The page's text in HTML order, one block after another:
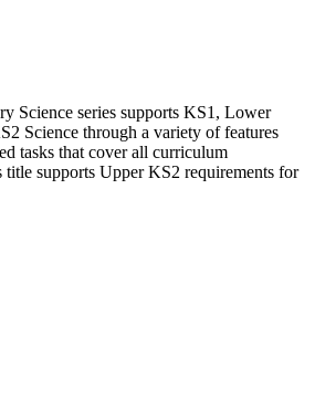
Science series supports KS1, Lower
Science through a variety of features
tasks that cover all curriculum
title supports Upper KS2 requirements for